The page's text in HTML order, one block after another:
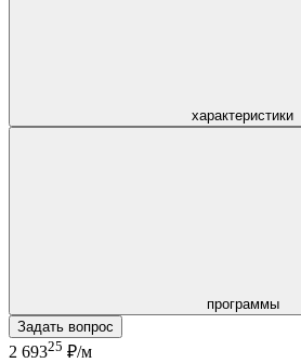
характеристики
программы
Задать вопрос
2 69325 ₽/м